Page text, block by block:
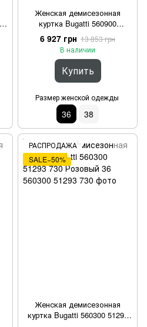
Женская демисезонная
куртка Bugatti 560900
51263/730 Розовый 36
6 927 грн 13 853 грн
В наличии
Купить
Размер женской одежды
36 38
РАСПРОДАЖА
SALE−50%
Женская демисезонная
куртка Bugatti 560300 51293